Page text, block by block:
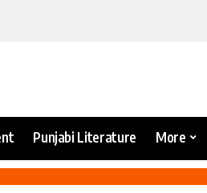
Punjabi Literature More